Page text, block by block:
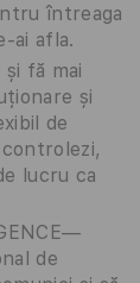
întreaga
ai afla.
și fă mai
și
de
lucru ca
de